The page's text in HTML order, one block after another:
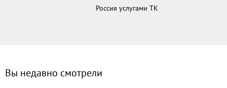
Россия услугами ТК
Вы недавно смотрели